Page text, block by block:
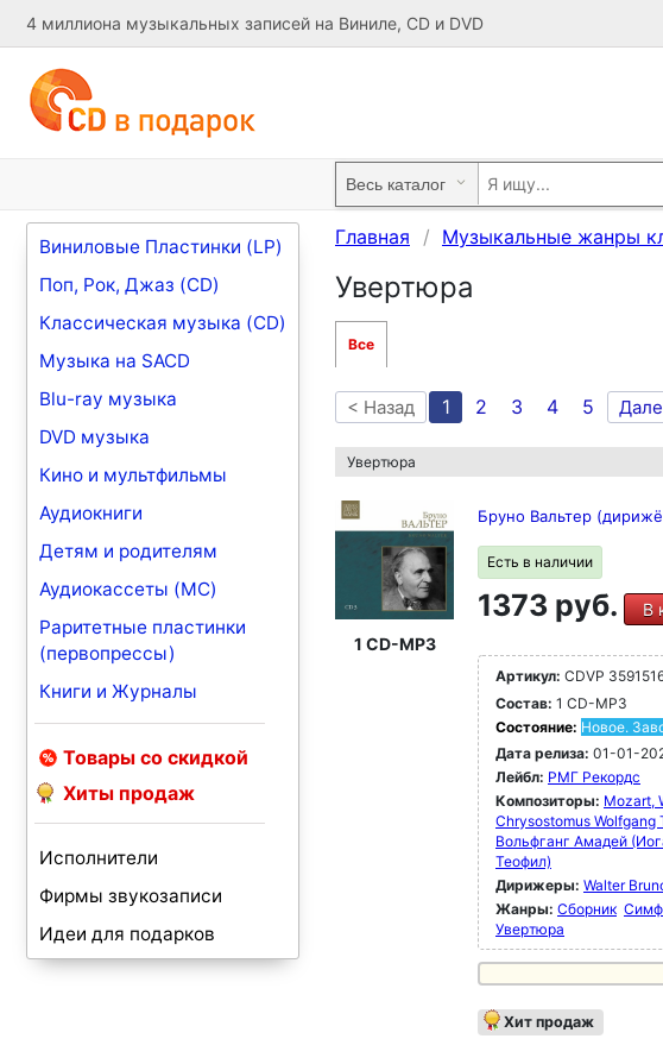
4 миллиона музыкальных записей на Виниле, CD и DVD
Виниловые Пластинки (LP)
Поп, Рок, Джаз (CD)
Классическая музыка (CD)
Музыка на SACD
Blu-ray музыка
DVD музыка
Кино и мультфильмы
Аудиокниги
Детям и родителям
Аудиокассеты (MC)
Раритетные пластинки
(первопрессы)
Книги и Журналы
Товары со скидкой
Хиты продаж
Исполнители
Фирмы звукозаписи
Идеи для подарков
Главная Музыкальные жанры
Увертюра
Все
< Назад 1 2 3 4 5
Увертюра
1 CD-MP3
Бруно Вальтер
Есть в наличии
1373 руб. В
Артикул: CDVP
Состав: 1 CD-MP3
Состояние: Новое.
Дата релиза: 01-01-
Лейбл: РМГ Рекордс
Композиторы: Mozart,
Chrysostomus
Вольфганг Амадей
Теофил)
Дирижеры: Walter
Жанры: Сборник
Увертюра
Хит продаж